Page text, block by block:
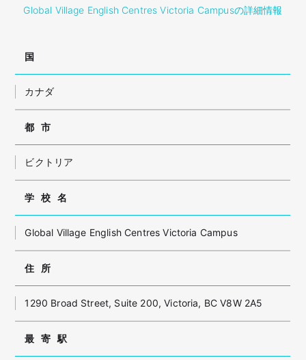
Global Village English Centres Victoria Campusの詳細情報
国
カナダ
都市
ビクトリア
学校名
Global Village English Centres Victoria Campus
住所
1290 Broad Street, Suite 200, Victoria, BC V8W 2A5
最寄駅